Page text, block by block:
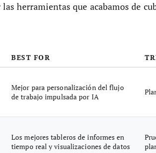
herramientas que acabamos de
BEST FOR
Mejor para personalización del flujo
de trabajo impulsada por IA
Los mejores tableros de informes en
tiempo real y visualizaciones de datos